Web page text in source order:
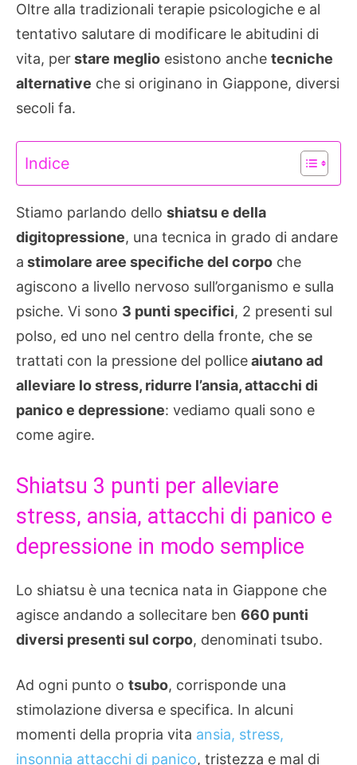
Oltre alla tradizionali terapie psicologiche e al
tentativo salutare di modificare le abitudini di
vita, perstare meglio esistono anche tecniche
alternative che si originano in Giappone, diversi
secoli fa.
Indice
Stiamo parlando dello shiatsu e della
digitopressione, una tecnica in grado di andare
a stimolare aree specifiche del corpo che
agiscono a livello nervoso sull’organismo e sulla
psiche. Vi sono 3 punti specifici, 2 presenti sul
polso, ed uno nel centro della fronte, che se
trattati con la pressione del polliceaiutano ad
alleviare lo stress, ridurre l’ansia, attacchi di
panico e depressione: vediamo quali sono e
come agire.
Shiatsu 3 punti per alleviare
stress, ansia, attacchi di panico e
depressione in modo semplice
Lo shiatsu è una tecnica nata in Giappone che
agisce andando a sollecitare ben 660 punti
diversi presenti sul corpo, denominati tsubo.
Ad ogni punto o tsubo, corrisponde una
stimolazione diversa e specifica. In alcuni
momenti della propria vita ansia, stress,
insonnia attacchi di panico, tristezza e mal di